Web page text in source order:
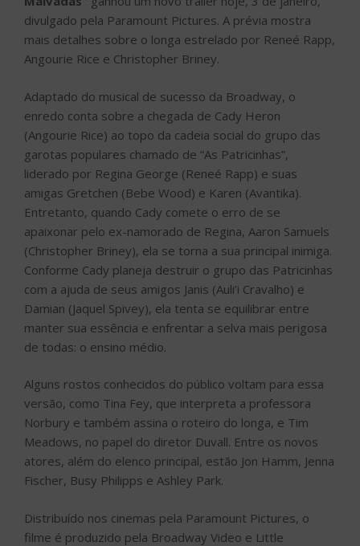
divulgado pela Paramount Pictures. A prévia mostra
mais detalhes sobre o longa estrelado por Reneé Rapp,
Angourie Rice e Christopher Briney.
Adaptado do musical de sucesso da Broadway, o
enredo conta sobre a chegada de Cady Heron
(Angourie Rice) ao topo da cadeia social do grupo das
garotas populares chamado de “As Patricinhas”,
liderado por Regina George (Reneé Rapp) e suas
amigas Gretchen (Bebe Wood) e Karen (Avantika).
Entretanto, quando Cady comete o erro de se
apaixonar pelo ex-namorado de Regina, Aaron Samuels
(Christopher Briney), ela se torna a sua principal inimiga.
Conforme Cady planeja destruir o grupo das Patricinhas
com a ajuda de seus amigos Janis (Auli’i Cravalho) e
Damian (Jaquel Spivey), ela tenta se equilibrar entre
manter sua essência e enfrentar a selva mais perigosa
de todas: o ensino médio.
Alguns rostos conhecidos do público voltam para essa
versão, como Tina Fey, que interpreta a professora
Norbury e também assina o roteiro do longa, e Tim
Meadows, no papel do diretor Duvall. Entre os novos
atores, além do elenco principal, estão Jon Hamm, Jenna
Fischer, Busy Philipps e Ashley Park.
Distribuído nos cinemas pela Paramount Pictures, o
filme é produzido pela Broadway Video e Little